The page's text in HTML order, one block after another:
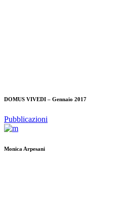
DOMUS VIVEDI – Gennaio 2017
Pubblicazioni
Monica Arpesani